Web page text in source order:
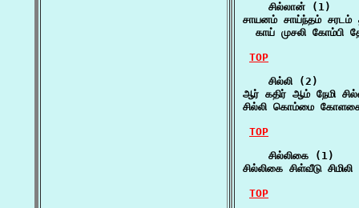
    சில்லான் (1)
சாயனம் சாய்ந்தம்
காய் முசலி கோம்பி
TOP
    சில்லி (2)
ஆர் கதிர் ஆம் நேமி
சில்லி கொம்மை
TOP
    சில்லிகை (1)
சில்லிகை சிள்வீடு
TOP